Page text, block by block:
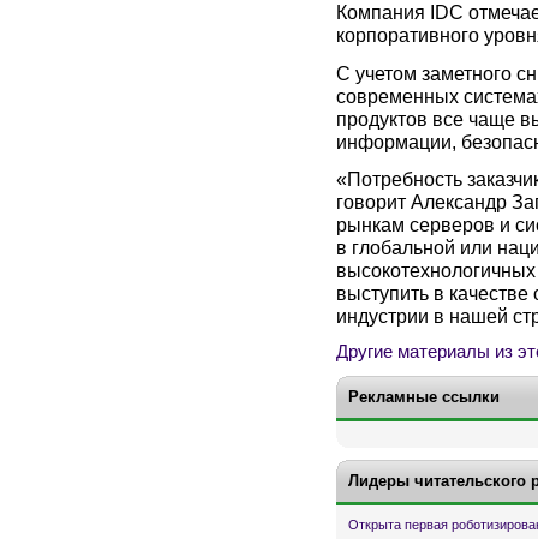
Компания IDC
корпоративного
С учетом заметного
современных
продуктов все чаще
информации,
«Потребность
говорит Александр
рынкам серверов и
в глобальной или
выступить в
индустрии в нашей
Другие материалы из
Рекламные ссылки
Лидеры читательского
Открыта первая